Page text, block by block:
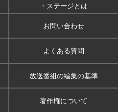
・ステージとは
お問い合わせ
よくある質問
放送番組の編集の基準
著作権について